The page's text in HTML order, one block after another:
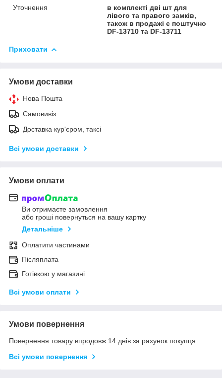
Уточнення
в комплекті дві шт для
лівого та правого замків,
також в продажі є поштучно
DF-13710 та DF-13711
Приховати
Умови доставки
Нова Пошта
Самовивіз
Доставка кур'єром, таксі
Всі умови доставки
Умови оплати
Ви отримаєте замовлення
або гроші повернуться на вашу картку
Детальніше
Оплатити частинами
Післяплата
Готівкою у магазині
Всі умови оплати
Умови повернення
Повернення товару впродовж 14 днів за рахунок покупця
Всі умови повернення